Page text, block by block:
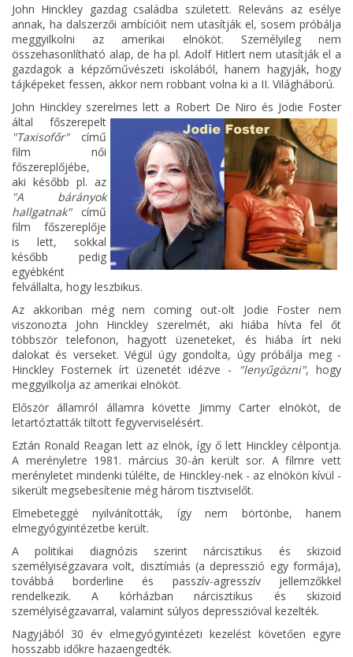
John Hinckley gazdag családba született. Releváns az esélye
annak, ha dalszerzői ambícióit nem utasítják el, sosem próbálja
meggyilkolni az amerikai elnököt. Személyileg nem
összehasonlítható alap, de ha pl. Adolf Hitlert nem utasítják el a
gazdagok a képzőművészeti iskolából, hanem hagyják, hogy
tájképeket fessen, akkor nem robbant volna ki a II. Világháború.
John Hinckley szerelmes lett a Robert De Niro és Jodie Foster
által főszerepelt
"Taxisofőr"című
film női
főszereplőjébe,
aki később pl. az
"A bárányok
hallgatnak"című
film főszereplője
is lett, sokkal
később pedig
egyébként
felvállalta, hogy leszbikus.
Az akkoriban még nem coming out-olt Jodie Foster nem
viszonozta John Hinckley szerelmét, aki hiába hívta fel őt
többször telefonon, hagyott üzeneteket, és hiába írt neki
dalokat és verseket. Végül úgy gondolta, úgy próbálja meg -
Hinckley Fosternek írt üzenetét idézve -
"lenyűgözni", hogy
meggyilkolja az amerikai elnököt.
Először államról államra követte Jimmy Carter elnököt, de
letartóztatták tiltott fegyverviselésért.
Eztán Ronald Reagan lett az elnök, így ő lett Hinckley célpontja.
A merényletre 1981. március 30-án került sor. A filmre vett
merényletet mindenki túlélte, de Hinckley-nek - az elnökön kívül -
sikerült megsebesítenie még három tisztviselőt.
Elmebeteggé nyilvánították, így nem börtönbe, hanem
elmegyógyintézetbe került.
A politikai diagnózis szerint nárcisztikus és skizoid
személyiségzavara volt, disztímiás (a depresszió egy formája),
továbbá borderline és passzív-agresszív jellemzőkkel
rendelkezik. A kórházban nárcisztikus és skizoid
személyiségzavarral, valamint súlyos depresszióval kezelték.
Nagyjából 30 év elmegyógyintézeti kezelést követően egyre
hosszabb időkre hazaengedték.